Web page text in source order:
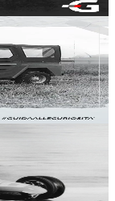
base 500
"Wild Willy"